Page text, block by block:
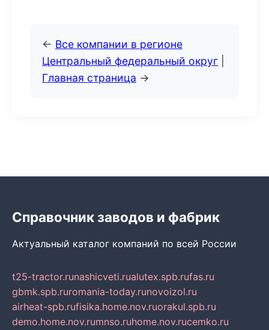
← Все компании в регионе
Центральный федеральный округ
Главная страница →
Справочник заводов и фабрик
Актуальный каталог компаний по всей России
t25-tractor.runashicveti.rualutex.spb.rufas.ru
gbmk.spb.ruromania-today.runovoizol.ru
airheat-spb.rufisika.home.nov.ruorakul.spb.ru
demo.home.nov.rumnso.ruhome.nov.rucemko.ru